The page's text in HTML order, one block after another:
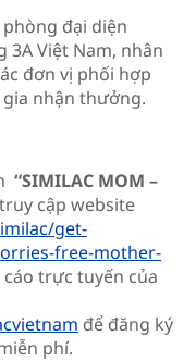
đại diện
3A Việt Nam, nhân
đơn vị phối hợp
nhận thưởng.
“SIMILAC MOM –
cập website
get-
free-mother-
trực tuyến của
để đăng ký
phí.